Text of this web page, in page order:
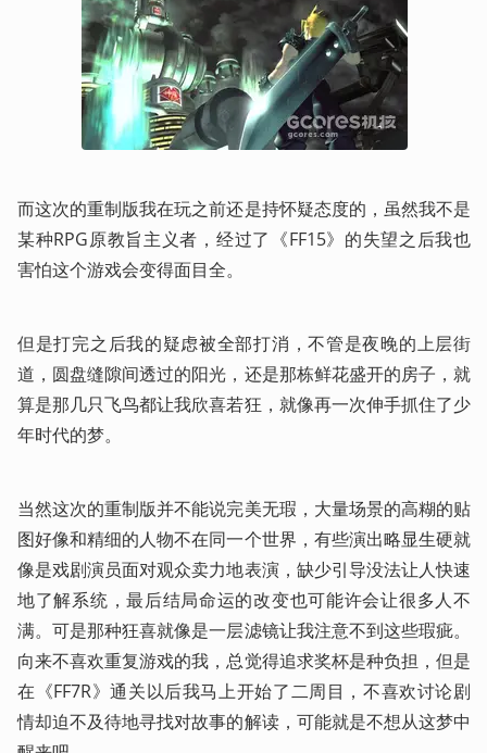
而这次的重制版我在玩之前还是持怀疑态度的，虽然我不是
某种RPG原教旨主义者，经过了《FF15》的失望之后我也
害怕这个游戏会变得面目全。
但是打完之后我的疑虑被全部打消，不管是夜晚的上层街
道，圆盘缝隙间透过的阳光，还是那栋鲜花盛开的房子，就
算是那几只飞鸟都让我欣喜若狂，就像再一次伸手抓住了少
年时代的梦。
当然这次的重制版并不能说完美无瑕，大量场景的高糊的贴
图好像和精细的人物不在同一个世界，有些演出略显生硬就
像是戏剧演员面对观众卖力地表演，缺少引导没法让人快速
地了解系统，最后结局命运的改变也可能许会让很多人不
满。可是那种狂喜就像是一层滤镜让我注意不到这些瑕疵。
向来不喜欢重复游戏的我，总觉得追求奖杯是种负担，但是
在《FF7R》通关以后我马上开始了二周目，不喜欢讨论剧
情却迫不及待地寻找对故事的解读，可能就是不想从这梦中